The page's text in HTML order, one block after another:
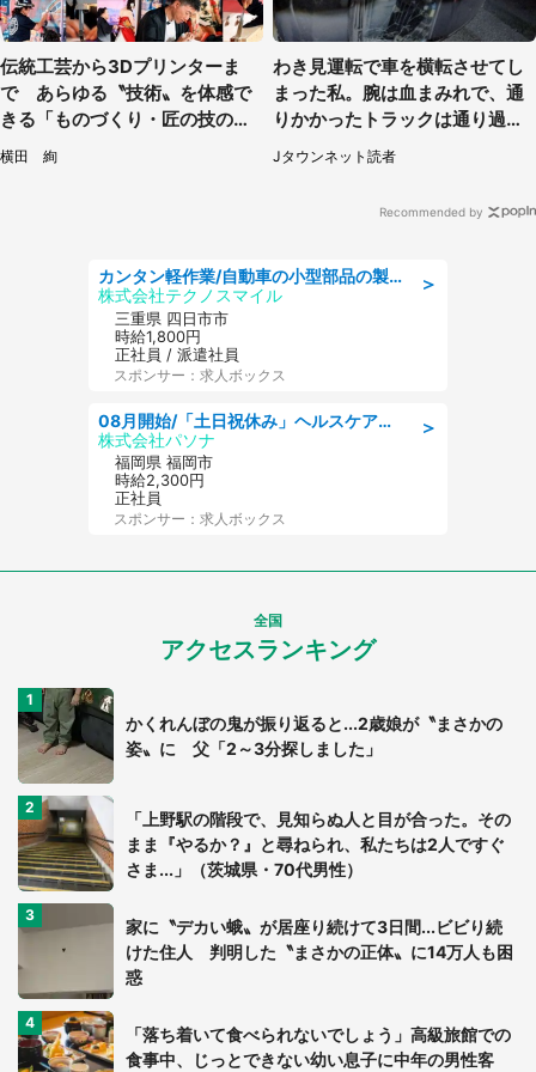
伝統工芸から3Dプリンターま
で あらゆる〝技術〟を体感で
きる「ものづくり・匠の技の祭
典 2026」【7／31～8／2】
横田 絢
わき見運転で車を横転させてし
まった私。腕は血まみれで、通
りかかったトラックは通り過ぎ
ていき...（福岡県・30代女性）
Jタウンネット読者
Recommended by
＞
カンタン軽作業/自動車の小型部品の製造オペレーター denso aichi
株式会社テクノスマイル
三重県 四日市市
時給1,800円
正社員 / 派遣社員
スポンサー：求人ボックス
＞
08月開始/「土日祝休み」ヘルスケア業界の産業保健師/高時給/未経験OK/要資格:保健師、正看護師
株式会社パソナ
福岡県 福岡市
時給2,300円
正社員
スポンサー：求人ボックス
全国
アクセスランキング
かくれんぼの鬼が振り返ると...2歳娘が〝まさかの
姿〟に 父「2～3分探しました」
「上野駅の階段で、見知らぬ人と目が合った。その
まま『やるか？』と尋ねられ、私たちは2人ですぐ
さま...」（茨城県・70代男性）
家に〝デカい蛾〟が居座り続けて3日間...ビビり続
けた住人 判明した〝まさかの正体〟に14万人も困
惑
「落ち着いて食べられないでしょう」高級旅館での
食事中、じっとできない幼い息子に中年の男性客